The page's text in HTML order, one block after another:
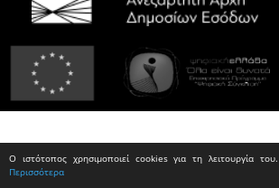
Ο ιστότοπος χρησιμοποιεί cookies για τη λειτουργία του.
Περισσότερα